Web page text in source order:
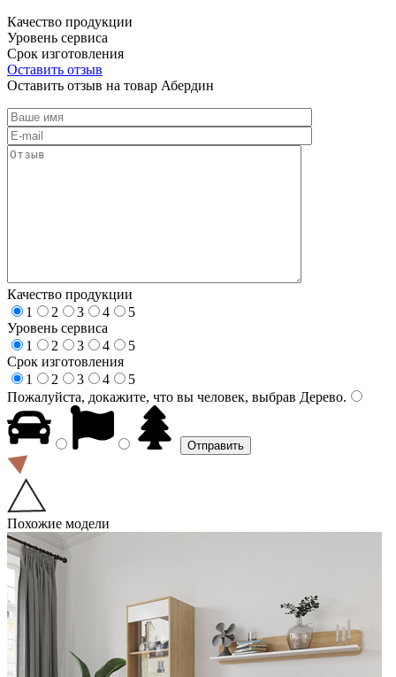
Качество продукции
Уровень сервиса
Срок изготовления
Оставить отзыв
Оставить отзыв на товар Абердин
Качество продукции
1
2 3 4
5
Уровень сервиса
1
2 3 4
5
Срок изготовления
1
2 3 4
5
Пожалуйста, докажите, что вы человек, выбрав Дерево.
Похожие модели